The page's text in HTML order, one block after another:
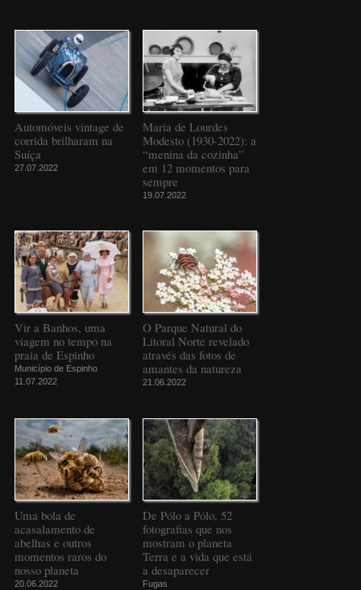
Automóveis vintage de
corrida brilharam na
Suíça
27.07.2022
Maria de Lourdes
Modesto (1930-2022): a
“menina da cozinha”
em 12 momentos para
sempre
19.07.2022
Vir a Banhos, uma
viagem no tempo na
praia de Espinho
Município de Espinho
11.07.2022
O Parque Natural do
Litoral Norte revelado
através das fotos de
amantes da natureza
21.06.2022
Uma bola de
acasalamento de
abelhas e outros
momentos raros do
nosso planeta
20.06.2022
De Pólo a Pólo, 52
fotografias que nos
mostram o planeta
Terra e a vida que está
a desaparecer
Fugas